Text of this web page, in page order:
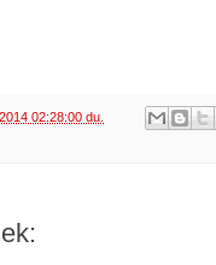
02:28:00 du.